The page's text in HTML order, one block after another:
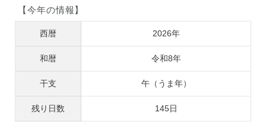
【今年の情報】
西暦 2026年
和暦 令和8年
干支 午（うま年）
残り日数 145日